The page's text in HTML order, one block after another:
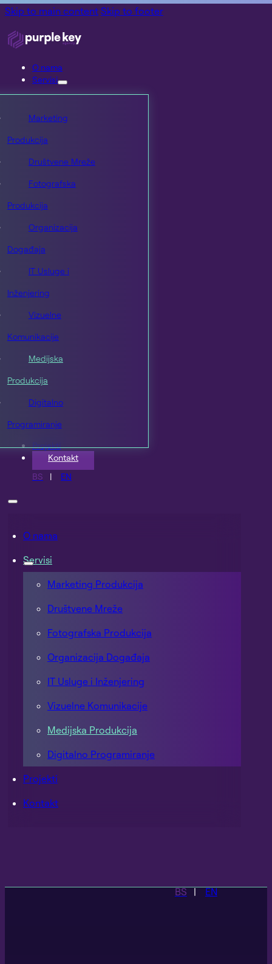
Skip to main content Skip to footer
O nama
Servisi
Marketing
Produkcija
Društvene Mreže
Fotografska
Produkcija
Organizacija
Događaja
IT Usluge i
Inženjering
Vizuelne
Komunikacije
Medijska
Produkcija
Digitalno
Programiranje
Projekti
Kontakt
BS
EN
O nama
Servisi
Marketing Produkcija
Društvene Mreže
Fotografska Produkcija
Organizacija Događaja
IT Usluge i Inženjering
Vizuelne Komunikacije
Medijska Produkcija
Digitalno Programiranje
Projekti
Kontakt
BS EN